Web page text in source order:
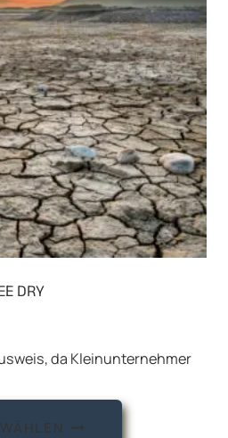
DRY
da Kleinunternehmer
Dieses